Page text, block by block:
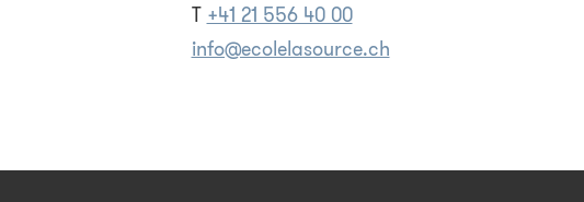
T +41 21 556 40 00
info@ecolelasource.ch